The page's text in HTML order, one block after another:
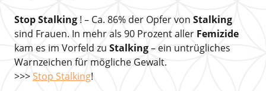
Stop Stalking! – Ca. 86% der Opfer von Stalking
sind Frauen. In mehr als 90 Prozent aller Femizide
kam es im Vorfeld zu Stalking– ein untrügliches
Warnzeichen für mögliche Gewalt.
>>> Stop Stalking!